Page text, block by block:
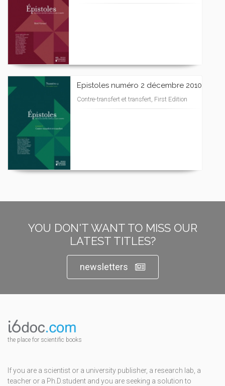
Epistoles numéro 2 décembre 2010
Contre-transfert et transfert, First Edition
YOU DON'T WANT TO MISS OUR
LATEST TITLES?
newsletters
the place for scientific books
If you are a scientist or a university publisher, a research lab, a
teacher or a Ph.D.student and you are seeking a solution to